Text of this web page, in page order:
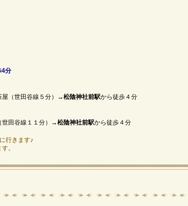
4分
屋（世田谷線５分）→松陰神社前駅から徒歩４分
世田谷線１１分）→松陰神社前駅から徒歩４分
行きます♪
。